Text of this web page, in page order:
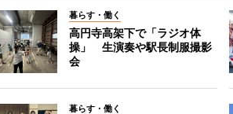
暮らす・働く
高円寺高架下で「ラジオ体
操」 生演奏や駅長制服撮影
会
暮らす・働く